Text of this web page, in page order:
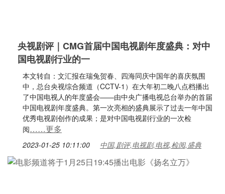
央视剧评｜CMG首届中国电视剧年度盛典：对中
国电视剧行业的一
本文转自：文汇报在瑞兔贺春、四海同庆中国年的喜庆氛围
中，总台央视综合频道（CCTV-1）在大年初二晚八点档播出
了中国电视人的年度盛会——由中央广播电视总台举办的首届
中国电视剧年度盛典。第一次亮相的盛典展示了过去一年中国
优秀电视剧创作的成果；是对中国电视剧行业的一次检
阅……更多
2023-01-25 10:11:00 中国,剧评,电视剧,电视,检阅,盛典